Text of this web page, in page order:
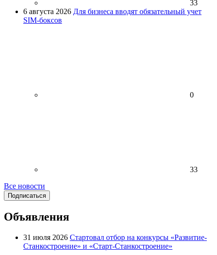
33
6 августа 2026 Для бизнеса вводят обязательный учет
SIM-боксов
0
33
Все новости
Подписаться
Объявления
31 июля 2026 Стартовал отбор на конкурсы «Развитие-
Станкостроение» и «Старт-Станкостроение»